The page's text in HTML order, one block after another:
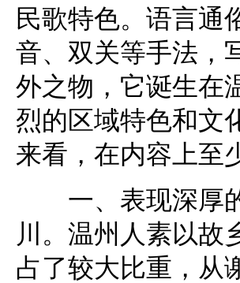
民歌特色。语言通
音、双关等手法，
外之物，它诞生在
烈的区域特色和文
来看，在内容上至
一、表现深厚的
川。温州人素以故
占了较大比重，从